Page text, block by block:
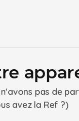
pas de
avez la Ref ?)